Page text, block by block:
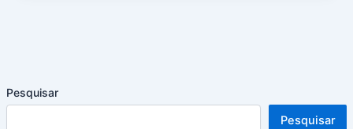
Pesquisar
Pesquisar